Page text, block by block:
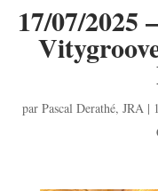
17/07/
par Pascal Derathé, JRA|